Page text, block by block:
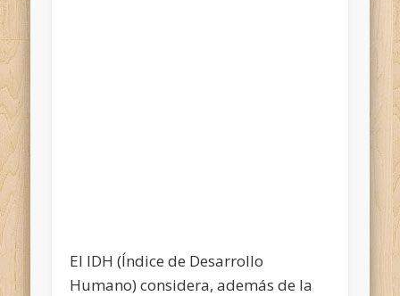
El IDH (Índice de Desarrollo
Humano) considera, además de la